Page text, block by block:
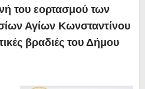
του εορτασμού των
Αγίων Κωνσταντίνου
βραδιές του Δήμου